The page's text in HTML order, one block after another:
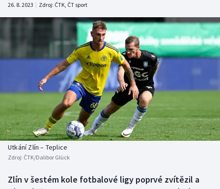
Americký fotbal
Baseball a softbal
Basketbal
Biatlon
Boby a skeleton
Box
NEPŘEHLÉDNĚTE
Soutěže
Historické návraty
Aplikace ČT sport
AZ kvíz
26. 8. 2023 | Zdroj: ČTK, ČT sport
Utkání Zlín – Teplice
Zdroj: ČTK/Dalibor Glück
Zlín v šestém kole fotbalové ligy poprvé zvítězil a